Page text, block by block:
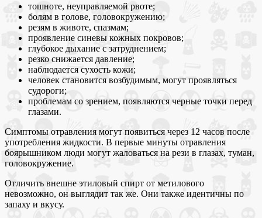
тошноте, неуправляемой рвоте;
болям в голове, головокружению;
резям в животе, спазмам;
проявление синевы кожных покровов;
глубокое дыхание с затруднением;
резко снижается давление;
наблюдается сухость кожи;
человек становится возбудимым, могут проявляться
судороги;
проблемам со зрением, появляются черные точки перед
глазами.
Симптомы отравления могут появиться через 12 часов после
употребления жидкости. В первые минуты отравления
боярышником люди могут жаловаться на рези в глазах, туман,
головокружение.
Отличить внешне этиловый спирт от метилового
невозможно, он выглядит так же. Они также идентичны по
запаху и вкусу.